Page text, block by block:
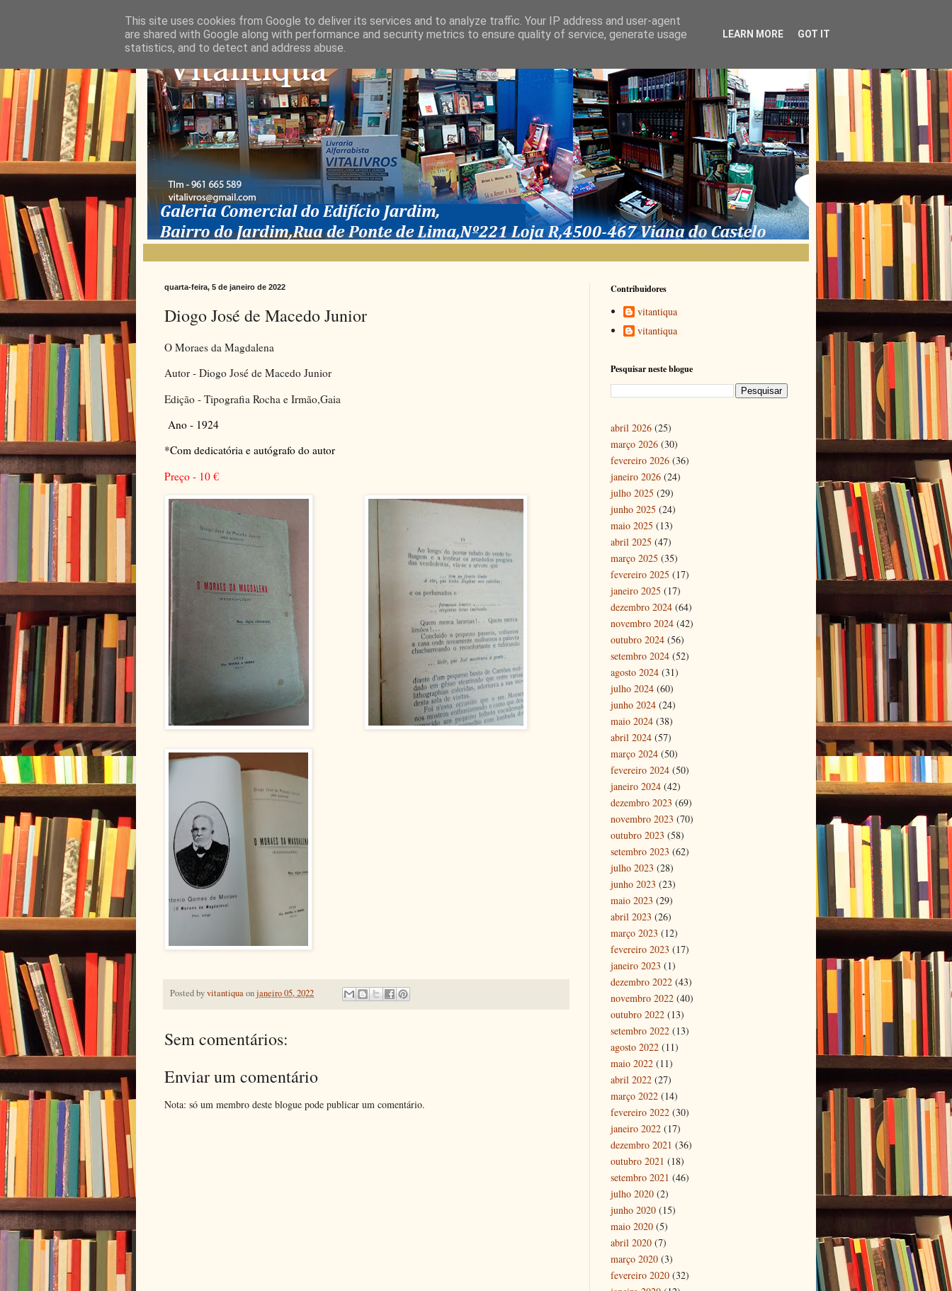
quarta-feira, 5 de janeiro de 2022
Diogo José de Macedo Junior
O Moraes da Magdalena
Autor - Diogo José de Macedo Junior
Edição - Tipografia Rocha e Irmão,Gaia
Ano - 1924
*Com dedicatória e autógrafo do autor
Preço - 10 €
Posted byvitantiquaonjaneiro 05, 2022
Sem comentários:
Enviar um comentário
Nota: só um membro deste blogue pode publicar um comentário.
Contribuidores
vitantiqua
vitantiqua
Pesquisar neste blogue
abril 2026 (25)
março 2026 (30)
fevereiro 2026 (36)
janeiro 2026 (24)
julho 2025 (29)
junho 2025 (24)
maio 2025 (13)
abril 2025 (47)
março 2025 (35)
fevereiro 2025 (17)
janeiro 2025 (17)
dezembro 2024 (64)
novembro 2024 (42)
outubro 2024 (56)
setembro 2024 (52)
agosto 2024 (31)
julho 2024 (60)
junho 2024 (24)
maio 2024 (38)
abril 2024 (57)
março 2024 (50)
fevereiro 2024 (50)
janeiro 2024 (42)
dezembro 2023 (69)
novembro 2023 (70)
outubro 2023 (58)
setembro 2023 (62)
julho 2023 (28)
junho 2023 (23)
maio 2023 (29)
abril 2023 (26)
março 2023 (12)
fevereiro 2023 (17)
janeiro 2023 (1)
dezembro 2022 (43)
novembro 2022 (40)
outubro 2022 (13)
setembro 2022 (13)
agosto 2022 (11)
maio 2022 (11)
abril 2022 (27)
março 2022 (14)
fevereiro 2022 (30)
janeiro 2022 (17)
dezembro 2021 (36)
outubro 2021 (18)
setembro 2021 (46)
julho 2020 (2)
junho 2020 (15)
maio 2020 (5)
abril 2020 (7)
março 2020 (3)
fevereiro 2020 (32)
This site uses cookies from Google to deliver its services and to analyze traffic. Your IP address and user-agent
are shared with Google along with performance and security metrics to ensure quality of service, generate usage
statistics, and to detect and address abuse.
LEARN MORE GOT IT